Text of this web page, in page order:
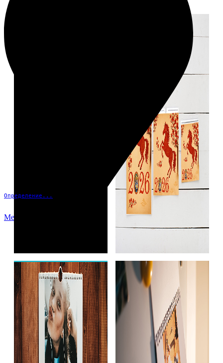
Определение...
Меню